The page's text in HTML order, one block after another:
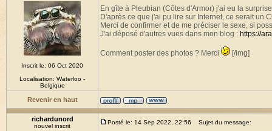
Inscrit le: 06 Oct 2020
Localisation: Waterloo -
Belgique
En gîte à Pleubian (Côtes d'Armor) j'ai eu la
D'après ce que j'ai pu lire sur Internet, ce serait un
Merci de confirmer et de me préciser le sexe, si
J'ai déposé d'autres vues dans mon blog : https://
Comment poster des photos ? Merci [/img]
Revenir en haut
richardunord
nouvel inscrit
Posté le: 14 Sep 2022, 22:56 Sujet du message: